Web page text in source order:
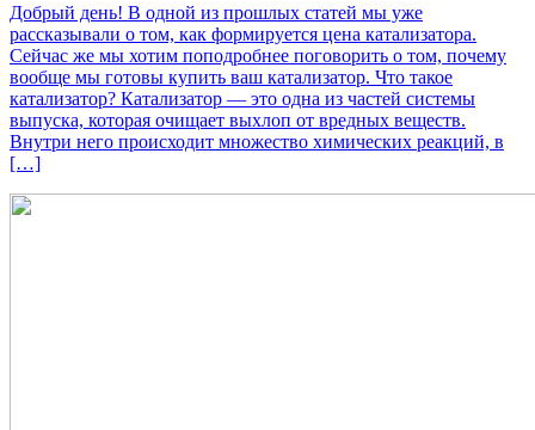
Добрый день! В одной из прошлых статей мы уже
рассказывали о том, как формируется цена катализатора.
Сейчас же мы хотим поподробнее поговорить о том, почему
вообще мы готовы купить ваш катализатор. Что такое
катализатор? Катализатор — это одна из частей системы
выпуска, которая очищает выхлоп от вредных веществ.
Внутри него происходит множество химических реакций, в
[…]